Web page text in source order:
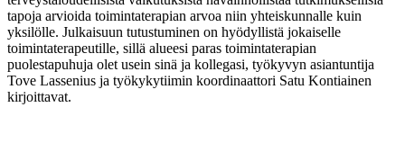
tapoja arvioida toimintaterapian arvoa niin yhteiskunnalle kuin
yksilölle. Julkaisuun tutustuminen on hyödyllistä jokaiselle
toimintaterapeutille, sillä alueesi paras toimintaterapian
puolestapuhuja olet usein sinä ja kollegasi, työkyvyn asiantuntija
Tove Lassenius ja työkykytiimin koordinaattori Satu Kontiainen
kirjoittavat.